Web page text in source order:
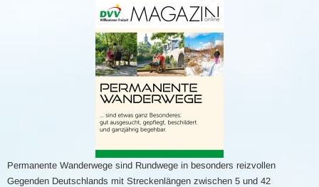
Permanente Wanderwege sind Rundwege in besonders reizvollen
Gegenden Deutschlands mit Streckenlängen zwischen 5 und 42